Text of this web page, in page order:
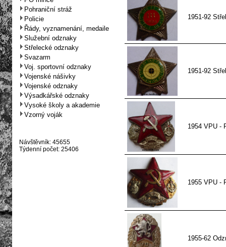
Pohraniční stráž
Policie
Řády, vyznamenání, medaile
Služební odznaky
Střelecké odznaky
Svazarm
Voj. sportovní odznaky
Vojenské nášivky
Vojenské odznaky
Výsadkářské odznaky
Vysoké školy a akademie
Vzorný voják
Návštěvník: 45655
Týdenní počet: 25406
1951-92
1951-92
1954 VPU -
1955 VPU -
1955-62